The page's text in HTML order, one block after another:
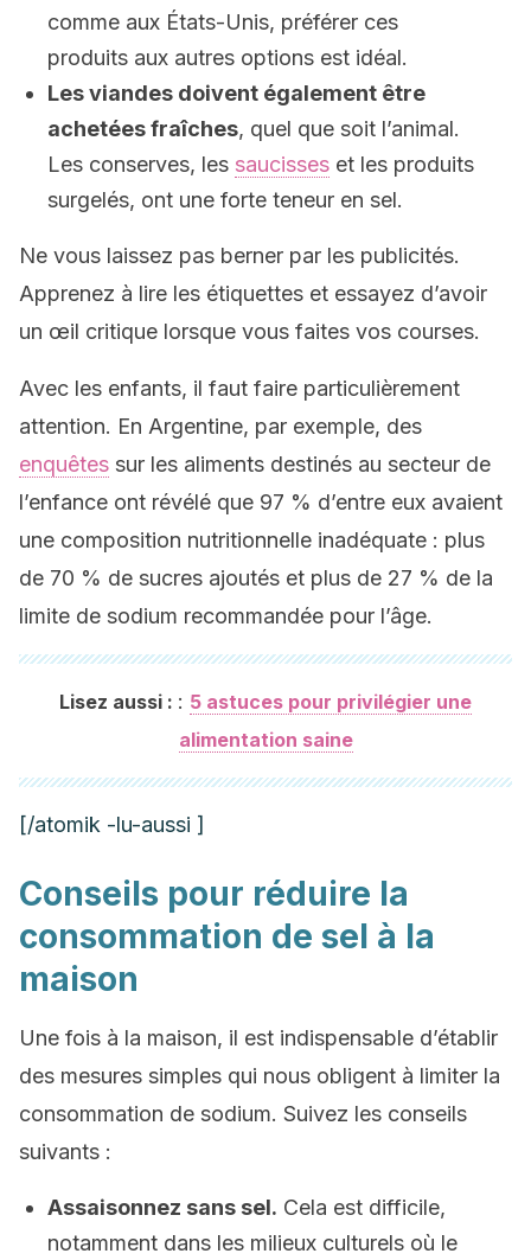
comme aux États-Unis, préférer ces
produits aux autres options est idéal.
Les viandes doivent également être
achetées fraîches, quel que soit l’animal.
Les conserves, les saucisses et les produits
surgelés, ont une forte teneur en sel.
Ne vous laissez pas berner par les publicités.
Apprenez à lire les étiquettes et essayez d’avoir
un œil critique lorsque vous faites vos courses.
Avec les enfants, il faut faire particulièrement
attention. En Argentine, par exemple, des
enquêtes sur les aliments destinés au secteur de
l’enfance ont révélé que 97 % d’entre eux avaient
une composition nutritionnelle inadéquate : plus
de 70 % de sucres ajoutés et plus de 27 % de la
limite de sodium recommandée pour l’âge.
Lisez aussi : : 5 astuces pour privilégier une
alimentation saine
[/atomik -lu-aussi ]
Conseils pour réduire la
consommation de sel à la
maison
Une fois à la maison, il est indispensable d’établir
des mesures simples qui nous obligent à limiter la
consommation de sodium. Suivez les conseils
suivants :
Assaisonnez sans sel. Cela est difficile,
notamment dans les milieux culturels où le